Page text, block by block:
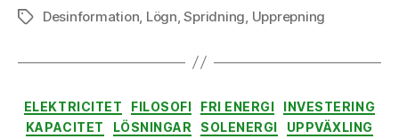
EtiketterDesinformation, Lögn,Spridning, Upprepning
Kategorier
ELEKTRICITET FILOSOFI FRI ENERGI
INVESTERING
KAPACITET
LÖSNINGAR SOLENERGI UPPVÄXLING